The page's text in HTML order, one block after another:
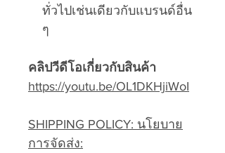
ทั่วไปเช่นเดียวกับแบรนด์อื่น
ๆ
คลิปวีดีโอเกี่ยวกับสินค้า
https://youtu.be/OL1DKHjiWoI
SHIPPING POLICY: นโยบาย
การจัดส่ง: